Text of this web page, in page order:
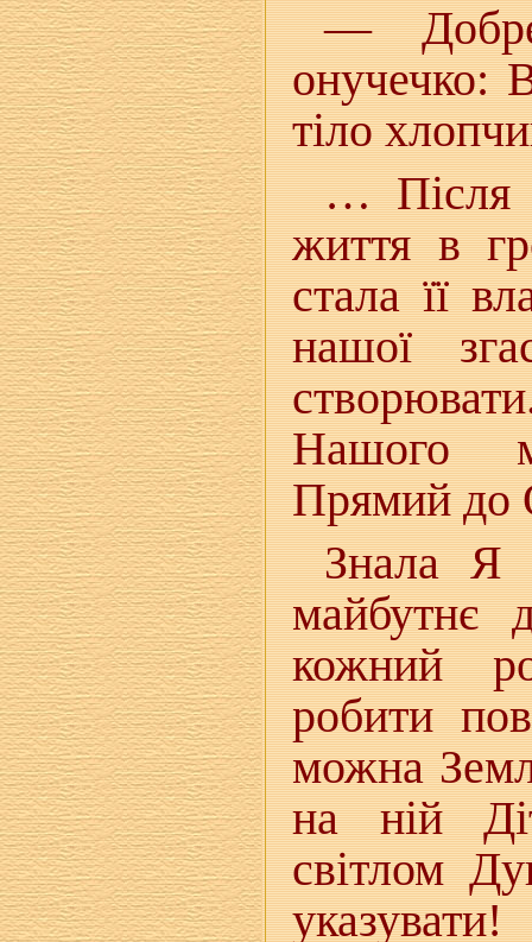
—
онучечко:
тіло
… Після
життя в
стала її
нашої
Нашого
Прямий до
Знала Я
майбутнє
кожний
робити
можна
на ній
світлом
указувати!